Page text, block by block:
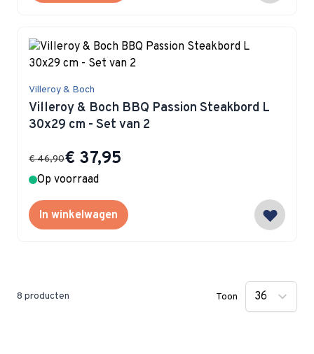
Villeroy & Boch
Villeroy & Boch BBQ Passion Steakbord L
30x29 cm - Set van 2
Special Price
€ 37,95
€ 46,90
Op voorraad
In winkelwagen
8 producten Toon